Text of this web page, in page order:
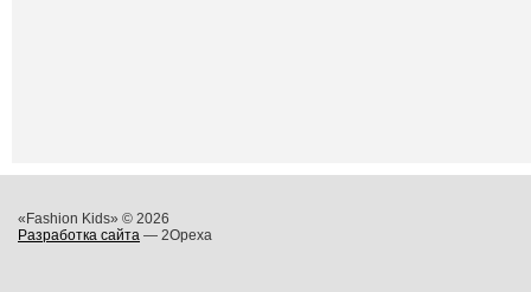
«Fashion Kids» © 2026
Разработка сайта — 2Opexa